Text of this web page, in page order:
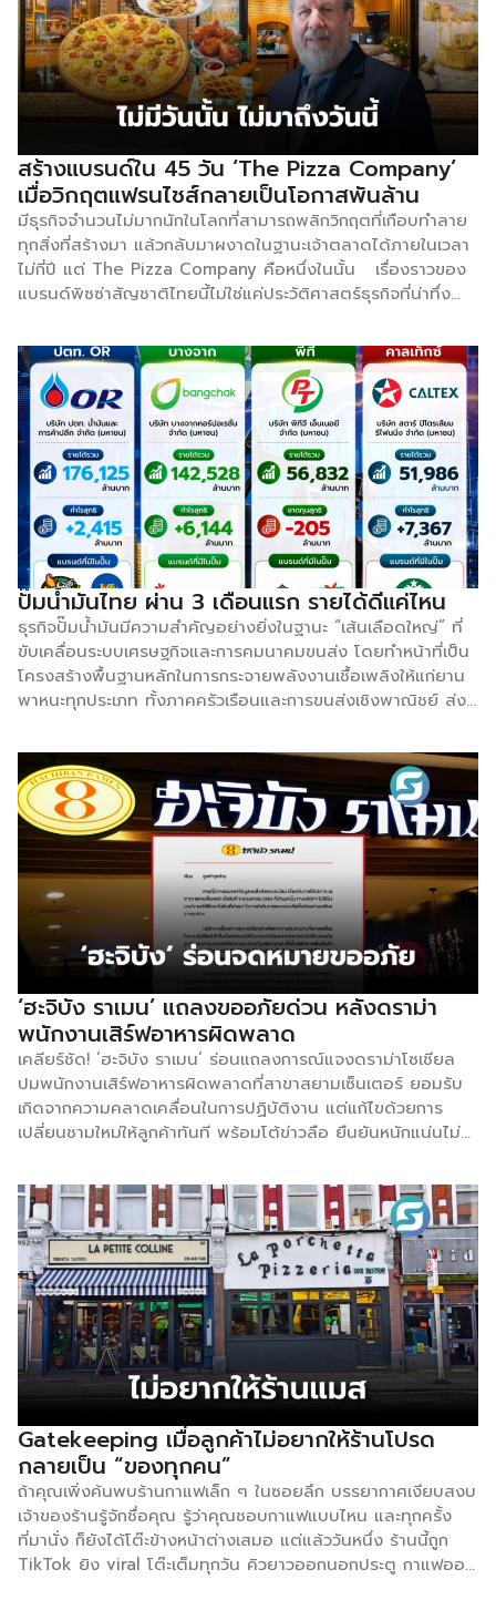
คุณภาพ สำหรับจำนวนสาขา ณ สิ้นไตรมาส 1/2569 มีอยู่
ทั้งหมด 2,308 สาขา (แบ่งเป็นสาขาที่บริหารเอง 1,708 สาขา
และสาขาแฟรนไชส์ 600 สาขา) เพิ่มขึ้น 56.4% เมื่อเทียบกับปีที่
ผ่านมา หรือคิดเป็น 832 สาขา เทียบเท่ากับอัตราการขยาย
มากกว่า […]
สร้างแบรนด์ใน 45 วัน ‘The Pizza Company’
เมื่อวิกฤตแฟรนไชส์กลายเป็นโอกาสพันล้าน
มีธุรกิจจำนวนไม่มากนักในโลกที่สามารถพลิกวิกฤตที่เกือบทำลาย
ทุกสิ่งที่สร้างมา แล้วกลับมาผงาดในฐานะเจ้าตลาดได้ภายในเวลา
ไม่กี่ปี แต่ The Pizza Company คือหนึ่งในนั้น เรื่องราวของ
แบรนด์พิซซ่าสัญชาติไทยนี้ไม่ใช่แค่ประวัติศาสตร์ธุรกิจที่น่าทึ่ง
เฉพาะในวันที่คุณกำลังพึ่งพาพันธมิตรหรือแฟรนไชส์อยู่ และยังไม่
เคยตั้งคำถามว่า “ถ้าวันหนึ่งทุกอย่างหายไป เราจะยังยืนได้ไหม?
[จุดเริ่มต้น: นักธุรกิจหนุ่มกับพิซซ่าถาดแรกของไทย] ย้อน
กลับไปในปี 2523 William E. Heinecke นักธุรกิจสัญชาติ
อเมริกันที่ใช้ชีวิตในเมืองไทยตั้งแต่อายุ 14 ปี ตัดสินใจพนันครั้ง
ใหญ่ด้วยการนำ Pizza Hut เข้ามาเปิดในประเทศไทยในฐานะ
Master Franchisee แม้ที่ปรึกษาหลายคนจะทักท้วงว่าคนไทยไม่
ชอบอาหารที่มีชีสและขนมปัง แต่ Heinecke เชื่อใน
สัญชาตญาณของตัวเอง และเขาก็พิสูจน์ให้เห็นว่าถูกต้อง
ตลอดกว่า 20 ปีที่ผ่านมา เขาสร้าง Pizza Hut ในประเทศไทยให้
เติบโตจนมีสาขามากกว่า 100 แห่งทั่วประเทศ ฝังลึกอยู่ในความ
ทรงจำและรสนิยมของคนไทยหลายล้านคน Minor
International […]
ปั๊มน้ำมันไทย ผ่าน 3 เดือนแรก รายได้ดีแค่ไหน
ธุรกิจปั๊มน้ำมันมีความสำคัญอย่างยิ่งในฐานะ “เส้นเลือดใหญ่” ที่
ขับเคลื่อนระบบเศรษฐกิจและการคมนาคมขนส่ง โดยทำหน้าที่เป็น
โครงสร้างพื้นฐานหลักในการกระจายพลังงานเชื้อเพลิงให้แก่ยาน
พาหนะทุกประเภท ทั้งภาคครัวเรือนและการขนส่งเชิงพาณิชย์ ส่ง
ในปัจจุบัน บทบาทของปั๊มน้ำมันได้เปลี่ยนผ่านจากเพียงจุดเติม
เชื้อเพลิงไปสู่ “Community Hub” หรือศูนย์รวมความสะดวก
สบายครบวงจร ผ่านโมเดลธุรกิจค้าปลีกแบบ Non-Oil เช่น ร้าน
อาหาร ร้านสะดวกซื้อ คาเฟ่ และจุดชาร์จรถยนต์ไฟฟ้า (EV) ซึ่งไม่
เพียงแต่ช่วยกระจายรายได้และสร้างการเติบโตให้แก่ธุรกิจท้องถิ่น
และ SME เท่านั้น แต่ยังเป็นจุดยุทธศาสตร์สำคัญในการรองรับ
การเปลี่ยนผ่านด้านพลังงานสีเขียวในอนาคตอีกด้วย
‘ฮะจิบัง ราเมน’ แถลงขออภัยด่วน หลังดราม่า
พนักงานเสิร์ฟอาหารผิดพลาด
เคลียร์ชัด! ‘ฮะจิบัง ราเมน’ ร่อนแถลงการณ์แจงดราม่าโซเชียล
ปมพนักงานเสิร์ฟอาหารผิดพลาดที่สาขาสยามเซ็นเตอร์ ยอมรับ
เกิดจากความคลาดเคลื่อนในการปฏิบัติงาน แต่แก้ไขด้วยการ
เปลี่ยนชามใหม่ให้ลูกค้าทันที พร้อมโต้ข่าวลือ ยืนยันหนักแน่นไม่มี
น้อมรับทุกคำติชมพร้อมสั่งปรับปรุงกวดขันพนักงานเข้มงวดเพื่อ
รักษาความเชื่อมั่นคืนกลับมา ตามที่มีการเผยแพร่ข้อมูลบนสื่อ
สังคมออนไลน์เกี่ยวกับการให้บริการ ณ สาขา สยามเซ็นเตอร์ เมื่อ
วันที่ 9 พฤษภาคม 2569 ที่ผ่านมานั้น ทางบริษัทฯ ไม่ได้นิ่ง
นอนใจ และได้ใช้เวลาในช่วงที่ผ่านมา ในการดำเนินการตรวจสอบ
ข้อเท็จจริงอย่างละเอียดจากทุกฝ่าย บริษัทฯ ขอชี้แจงว่า
เหตุการณ์ดังกล่าวเกิดจากการประสายงานที่คลาดเคลื่อนในการ
ปฏิบัติหน้าที่ ซึ่งเมื่อพนักงานได้รับทราบข้อผิดพลาดดังกล่าว จึง
ได้รีบขออภัยลูกค้า และดำเนินการเสิร์ฟอาหารชามใหม่ที่ถูกต้องใน
ทันที ทั้งนี้ บริษัทฯ ขอยืนยันว่าอาหารชามที่มีการเสิร์ฟผิดข้างต้น
ได้ถูกเรียกเก็บคืน โดยมิได้นำไปให้ลูกค้าท่านอื่นบริโภคต่อแต่
อย่างใด บริษัทฯ ขอยืนยันอย่างหนักแน่นว่า เราให้ความสำคัญ
สูงสุดกับ “มาตรฐาน ความสะอาด และสุขอนามัย” โดยเป็นโย
บายที่ยึดถือปฏิบัติอย่างเคร่งครัดมาโดยตลอดดังนี้: “กรณีที่มี
การเสิร์ฟอาหารผิด พนักงานจะต้องปรุงอาการชามใหม่ที่ถูกต้องให้
แก่ลูกค้า แล้วห้ามนำอาหารที่ผ่านการเสิร์ฟแล้ว ไปเสิร์ฟต่อแก่
ลูกค้าท่านอื่นโดยเด็ดขาด” เหตุการณ์ที่เกิดขึ้นในครั้งนี้ บริษัทฯ
Gatekeeping เมื่อลูกค้าไม่อยากให้ร้านโปรด
กลายเป็น “ของทุกคน”
ถ้าคุณเพิ่งค้นพบร้านกาแฟเล็ก ๆ ในซอยลึก บรรยากาศเงียบสงบ
เจ้าของร้านรู้จักชื่อคุณ รู้ว่าคุณชอบกาแฟแบบไหน และทุกครั้ง
ที่มานั่ง ก็ยังได้โต๊ะข้างหน้าต่างเสมอ แต่แล้ววันหนึ่ง ร้านนี้ถูก
TikTok ยิง viral โต๊ะเต็มทุกวัน คิวยาวออกนอกประตู กาแฟออก